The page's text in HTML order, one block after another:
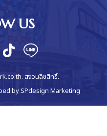
US
สงวนลิขสิทธิ์.
bySPdesign Marketing